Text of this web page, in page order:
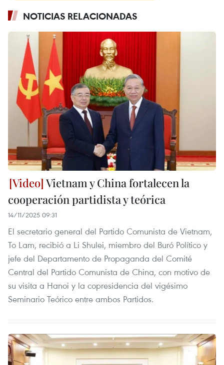
NOTICIAS RELACIONADAS
Vietnam y China fortalecen la
cooperación partidista y teórica
14/11/2025 09:31
El secretario general del Partido Comunista de Vietnam,
To Lam, recibió a Li Shulei, miembro del Buró Político y
jefe del Departamento de Propaganda del Comité
Central del Partido Comunista de China, con motivo de
su visita a Hanoi y la copresidencia del vigésimo
Seminario Teórico entre ambos Partidos.